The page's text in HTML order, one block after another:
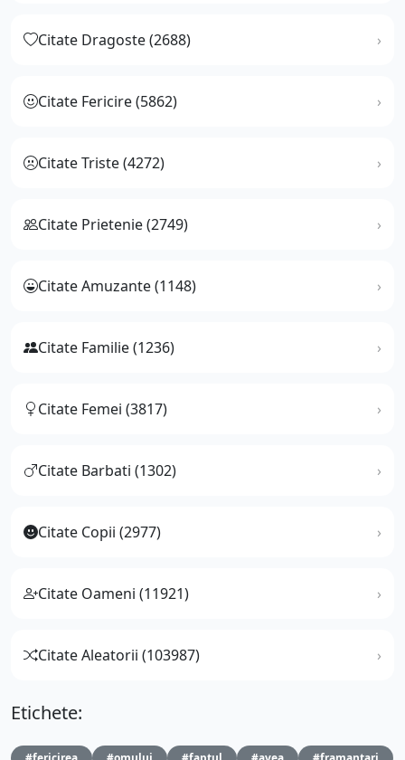
Citate Dragoste (2688)
Citate Fericire (5862)
Citate Triste (4272)
Citate Prietenie (2749)
Citate Amuzante (1148)
Citate Familie (1236)
Citate Femei (3817)
Citate Barbati (1302)
Citate Copii (2977)
Citate Oameni (11921)
Citate Aleatorii (103987)
Etichete: